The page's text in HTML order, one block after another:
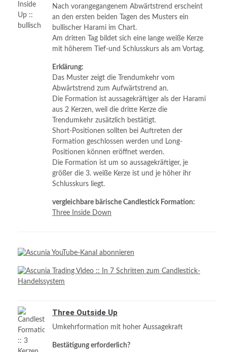
Nach vorangegangenem Abwärtstrend erscheint
an den ersten beiden Tagen des Musters ein
bullischer Harami im Chart.
Am dritten Tag bildet sich eine lange weiße Kerze
mit höherem Tief-und Schlusskurs als am Vortag.
Erklärung:
Das Muster zeigt die Trendumkehr vom
Abwärtstrend zum Aufwärtstrend an.
Die Formation ist aussagekräftiger als der Harami
aus 2 Kerzen, weil die dritte Kerze die
Trendumkehr zusätzlich bestätigt.
Short-Positionen sollten bei Auftreten der
Formation geschlossen werden und Long-
Positionen können eröffnet werden.
Die Formation ist um so aussagekräftiger, je
größer die 3. weiße Kerze ist und je höher ihr
Schlusskurs liegt.
vergleichbare bärische Candlestick Formation:
Three Inside Down
Three Outside Up
Umkehrformation mit hoher Aussagekraft
Bestätigung erforderlich?